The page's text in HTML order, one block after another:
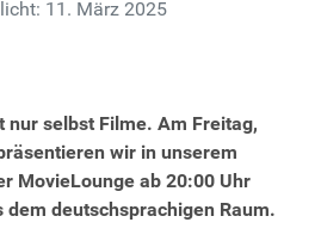
11. März 2025
nur selbst Filme. Am Freitag,
wir in unserem
MovieLounge ab 20:00 Uhr
dem deutschsprachigen Raum.